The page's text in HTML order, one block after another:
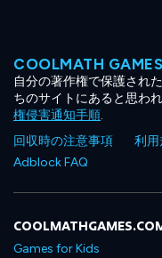
COOLMATH
自分の著作権で保護され
ちのサイトにあると思わ
権侵害通知手順.
回収時の注意事項
利用
Adblock FAQ
Games for Kids